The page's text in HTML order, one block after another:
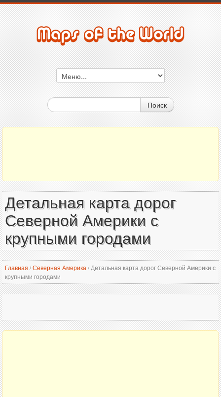
Поиск
Детальная карта дорог
Северной Америки с
крупными городами
Главная /Северная Америка /Детальная карта дорог Северной Америки с
крупными городами